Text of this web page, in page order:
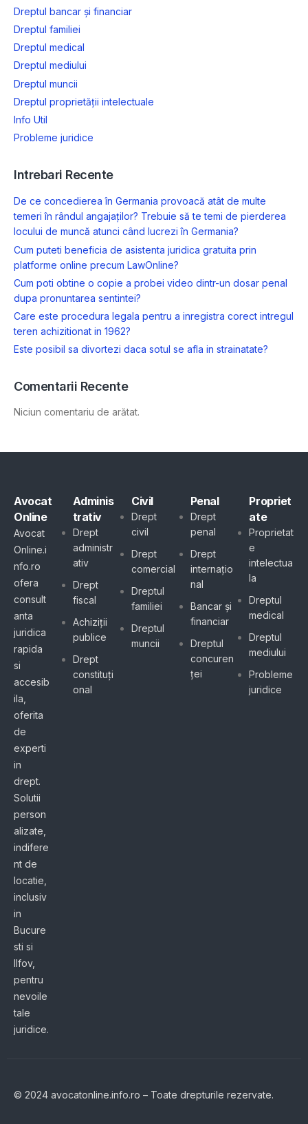
Dreptul bancar și financiar
Dreptul familiei
Dreptul medical
Dreptul mediului
Dreptul muncii
Dreptul proprietății intelectuale
Info Util
Probleme juridice
Intrebari Recente
De ce concedierea în Germania provoacă atât de multe
temeri în rândul angajaților? Trebuie să te temi de pierderea
locului de muncă atunci când lucrezi în Germania?
Cum puteti beneficia de asistenta juridica gratuita prin
platforme online precum LawOnline?
Cum poti obtine o copie a probei video dintr-un dosar penal
dupa pronuntarea sentintei?
Care este procedura legala pentru a inregistra corect intregul
teren achizitionat in 1962?
Este posibil sa divortezi daca sotul se afla in strainatate?
Comentarii Recente
Niciun comentariu de arătat.
Avocat
Online
Avocat
Online.i
nfo.ro
ofera
consult
anta
juridica
rapida
si
accesib
ila,
oferita
de
experti
in
drept.
Solutii
person
alizate,
indifere
nt de
locatie,
inclusiv
in
Bucure
sti si
Ilfov,
pentru
nevoile
tale
juridice.
Adminis
trativ
Drept
administr
ativ
Drept
fiscal
Achiziții
publice
Drept
constituți
onal
Civil
Drept
civil
Drept
comercial
Dreptul
familiei
Dreptul
muncii
Penal
Drept
penal
Drept
internațio
nal
Bancar și
financiar
Dreptul
concuren
ței
Propriet
ate
Proprietat
e
intelectua
la
Dreptul
medical
Dreptul
mediului
Probleme
juridice
© 2024 avocatonline.info.ro – Toate drepturile rezervate.